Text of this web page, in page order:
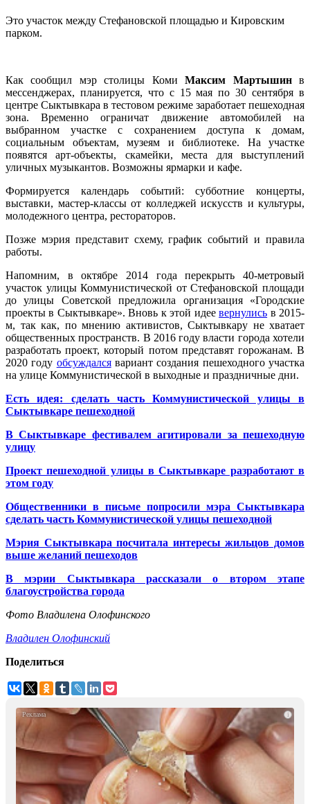
Это участок между Стефановской площадью и Кировским
парком.
Как сообщил мэр столицы КомиМаксим Мартышинв
мессенджерах, планируется, что с 15 мая по 30 сентября в
центре Сыктывкара в тестовом режиме заработает пешеходная
зона. Временно ограничат движение автомобилей на
выбранном участке с сохранением доступа к домам,
социальным объектам, музеям и библиотеке. На участке
появятся арт-объекты, скамейки, места для выступлений
уличных музыкантов. Возможны ярмарки и кафе.
Формируется календарь событий: субботние концерты,
выставки, мастер-классы от колледжей искусств и культуры,
молодежного центра, рестораторов.
Позже мэрия представит схему, график событий и правила
работы.
Напомним, в октябре 2014 года перекрыть 40-метровый
участок улицы Коммунистической от Стефановской площади
до улицы Советской предложила организация «Городские
проекты в Сыктывкаре». Вновь к этой идеевернулись в 2015-
м, так как, по мнению активистов, Сыктывкару не хватает
общественных пространств. В 2016 году власти города хотели
разработать проект, который потом представят горожанам. В
2020 году обсуждалсявариант создания пешеходного участка
на улице Коммунистической в выходные и праздничные дни.
Есть идея: сделать часть Коммунистической улицы в
Сыктывкаре пешеходной
В Сыктывкаре фестивалем агитировали за пешеходную
улицу
Проект пешеходной улицы в Сыктывкаре разработают в
этом году
Общественники в письме попросили мэра Сыктывкара
сделать часть Коммунистической улицы пешеходной
Мэрия Сыктывкара посчитала интересы жильцов домов
выше желаний пешеходов
В мэрии Сыктывкара рассказали о втором этапе
благоустройства города
Фото Владилена Олофинского
Владилен Олофинский
Поделиться
i